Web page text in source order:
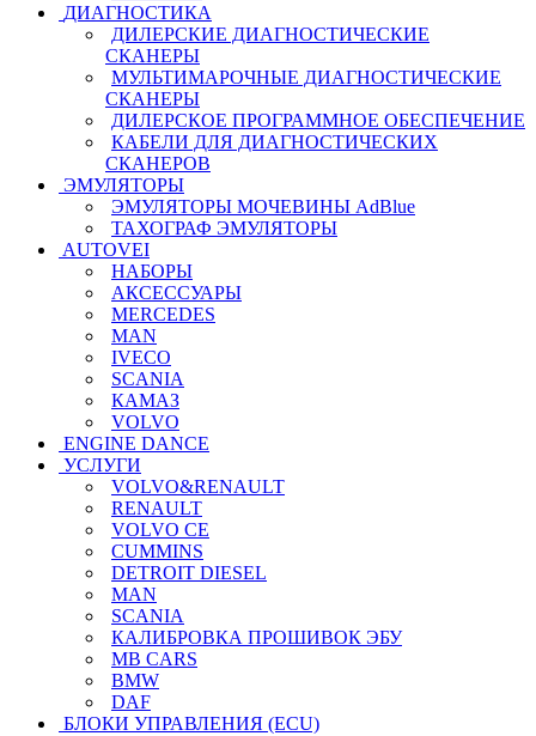
ДИАГНОСТИКА
ДИЛЕРСКИЕ ДИАГНОСТИЧЕСКИЕ
СКАНЕРЫ
МУЛЬТИМАРОЧНЫЕ ДИАГНОСТИЧЕСКИЕ
СКАНЕРЫ
ДИЛЕРСКОЕ ПРОГРАММНОЕ ОБЕСПЕЧЕНИЕ
КАБЕЛИ ДЛЯ ДИАГНОСТИЧЕСКИХ
СКАНЕРОВ
ЭМУЛЯТОРЫ
ЭМУЛЯТОРЫ МОЧЕВИНЫ АdBlue
ТАХОГРАФ ЭМУЛЯТОРЫ
AUTOVEI
НАБОРЫ
АКСЕССУАРЫ
MERCEDES
MAN
IVECO
SCANIA
КАМАЗ
VOLVO
ENGINE DANCE
УСЛУГИ
VOLVO&RENAULT
RENAULT
VOLVO CE
CUMMINS
DETROIT DIESEL
MAN
SCANIA
КАЛИБРОВКА ПРОШИВОК ЭБУ
MB CARS
BMW
DAF
БЛОКИ УПРАВЛЕНИЯ (ECU)